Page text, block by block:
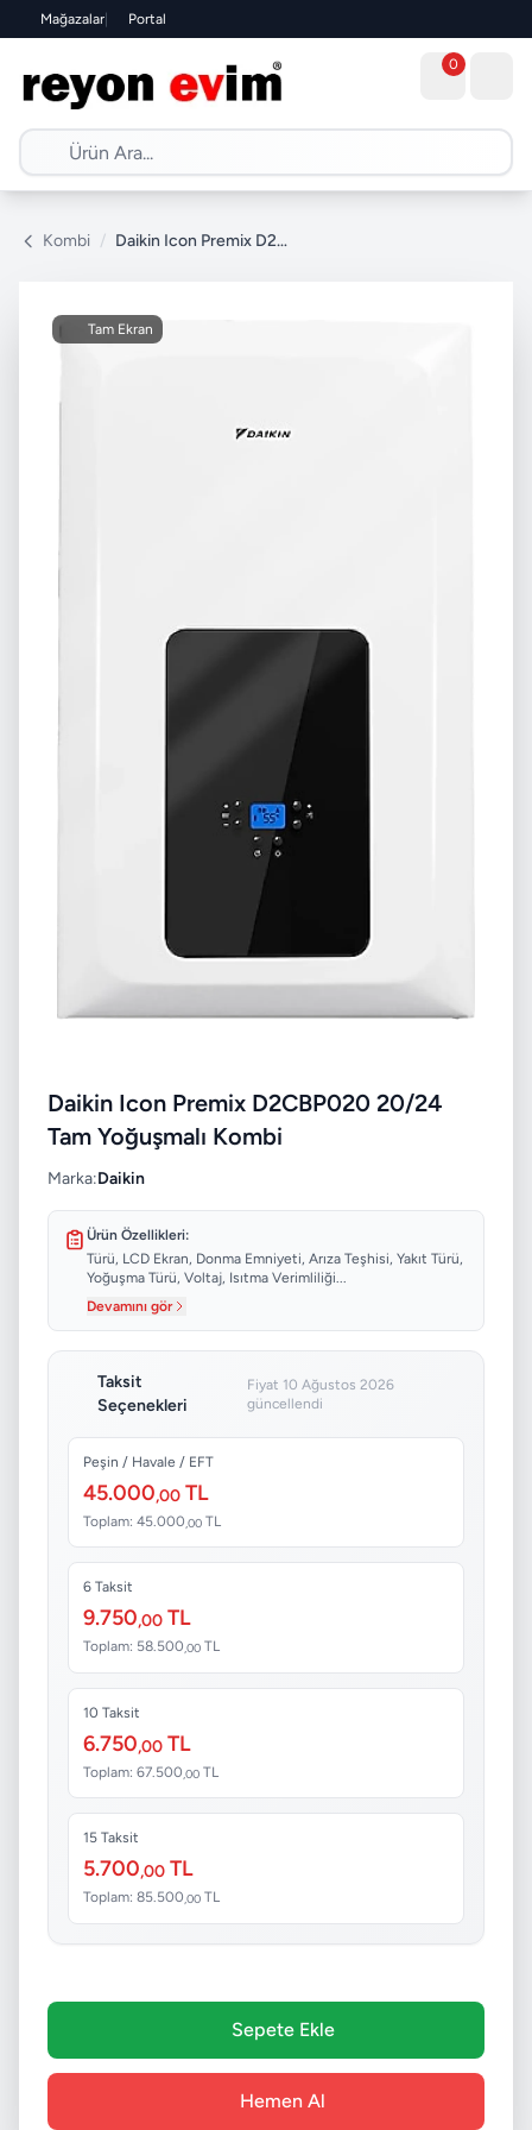
Mağazalar| Portal
0
Kombi / Daikin Icon Premix D2CBP020 20/24 Tam Yoğuşmalı Kombi
Tam Ekran
Daikin Icon Premix D2CBP020 20/24
Tam Yoğuşmalı Kombi
Marka:Daikin
Ürün Özellikleri:
Türü, LCD Ekran, Donma Emniyeti, Arıza Teşhisi, Yakıt Türü,
Yoğuşma Türü, Voltaj, Isıtma Verimliliği...
Devamını gör
Taksit
Seçenekleri
Fiyat 10 Ağustos 2026
güncellendi
Peşin / Havale / EFT
45.000,00 TL
Toplam: 45.000 ,00 TL
6 Taksit
9.750,00 TL
Toplam: 58.500,00 TL
10 Taksit
6.750,00 TL
Toplam: 67.500 ,00 TL
15 Taksit
5.700,00 TL
Toplam: 85.500,00 TL
Sepete Ekle
Hemen Al